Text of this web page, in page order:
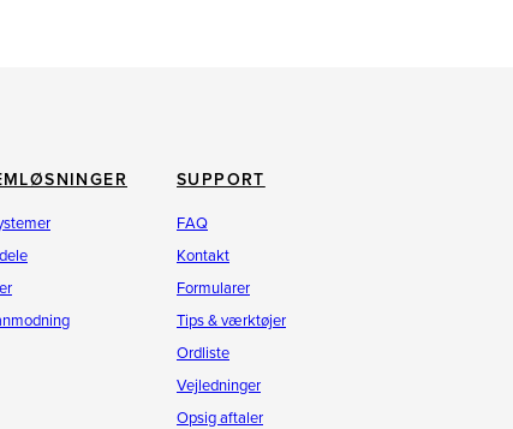
SUPPORT
FAQ
Kontakt
Formularer
Tips & værktøjer
Ordliste
Vejledninger
Opsig aftaler